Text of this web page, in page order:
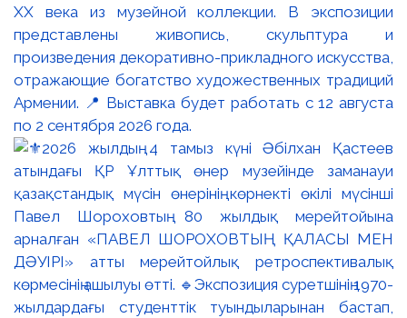
XX века из музейной коллекции. В экспозиции
представлены живопись, скульптура и
произведения декоративно-прикладного искусства,
отражающие богатство художественных традиций
Армении. 📍 Выставка будет работать с 12 августа
по 2 сентября 2026 года.